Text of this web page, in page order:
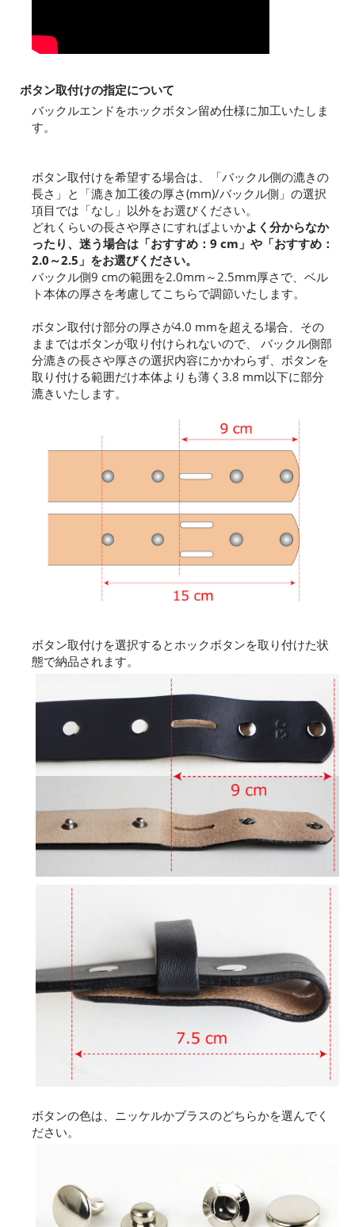
ボタン取付けの指定について
バックルエンドをホックボタン留め仕様に加工いたしま
す。
ボタン取付けを希望する場合は、「バックル側の漉きの
長さ」と「漉き加工後の厚さ(mm)/バックル側」の選択
項目では「なし」以外をお選びください。
どれくらいの長さや厚さにすればよいかよく分からなか
ったり、迷う場合は「おすすめ：9 cm」や「おすすめ：
2.0～2.5」をお選びください。
バックル側9 cmの範囲を2.0mm～2.5mm厚さで、ベル
ト本体の厚さを考慮してこちらで調節いたします。
ボタン取付け部分の厚さが4.0 mmを超える場合、その
ままではボタンが取り付けられないので、 バックル側部
分漉きの長さや厚さの選択内容にかかわらず、ボタンを
取り付ける範囲だけ本体よりも薄く3.8 mm以下に部分
漉きいたします。
ボタン取付けを選択するとホックボタンを取り付けた状
態で納品されます。
ボタンの色は、ニッケルかブラスのどちらかを選んでく
ださい。